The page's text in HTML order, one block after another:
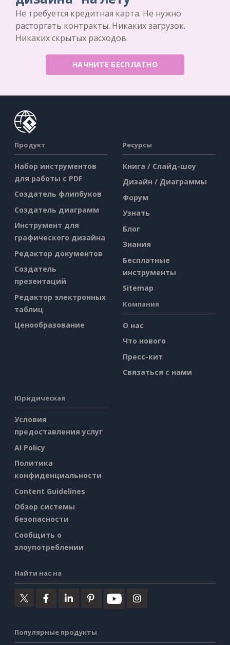
Не требуется кредитная карта. Не нужно
расторгать контракты. Никаких загрузок.
Никаких скрытых расходов.
НАЧНИТЕ БЕСПЛАТНО
Продукт
Набор инструментов
для работы с PDF
Создатель флипбуков
Создатель диаграмм
Инструмент для
графического дизайна
Редактор документов
Создатель
презентаций
Редактор электронных
таблиц
Ценообразование
Ресурсы
Книга / Слайд-шоу
Дизайн / Диаграммы
Форум
Узнать
Блог
Знания
Бесплатные
инструменты
Sitemap
Компания
О нас
Что нового
Пресс-кит
Связаться с нами
Юридическая
Условия
предоставления услуг
AI Policy
Политика
конфиденциальности
Content Guidelines
Обзор системы
безопасности
Сообщить о
злоупотреблении
Найти нас на
Популярные продукты